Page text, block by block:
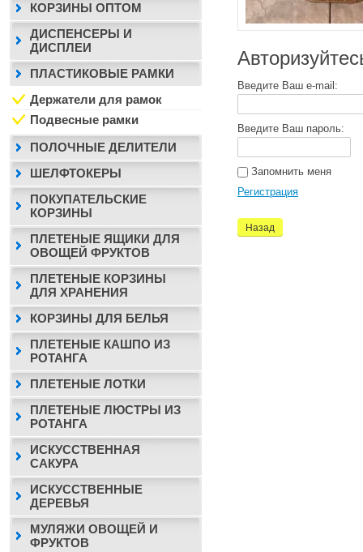
Введите Ваш e-mail:
Введите Ваш пароль:
Запомнить меня
Регистрация
Назад
КОРЗИНЫ ОПТОМ
ДИСПЕНСЕРЫ И
ДИСПЛЕИ
ПЛАСТИКОВЫЕ РАМКИ
Держатели для рамок
Подвесные рамки
ПОЛОЧНЫЕ ДЕЛИТЕЛИ
ШЕЛФТОКЕРЫ
ПОКУПАТЕЛЬСКИЕ
КОРЗИНЫ
ПЛЕТЕНЫЕ ЯЩИКИ ДЛЯ
ОВОЩЕЙ ФРУКТОВ
ПЛЕТЕНЫЕ КОРЗИНЫ
ДЛЯ ХРАНЕНИЯ
КОРЗИНЫ ДЛЯ БЕЛЬЯ
ПЛЕТЕНЫЕ КАШПО ИЗ
РОТАНГА
ПЛЕТЕНЫЕ ЛОТКИ
ПЛЕТЕНЫЕ ЛЮСТРЫ ИЗ
РОТАНГА
ИСКУССТВЕННАЯ
САКУРА
ИСКУССТВЕННЫЕ
ДЕРЕВЬЯ
МУЛЯЖИ ОВОЩЕЙ И
ФРУКТОВ